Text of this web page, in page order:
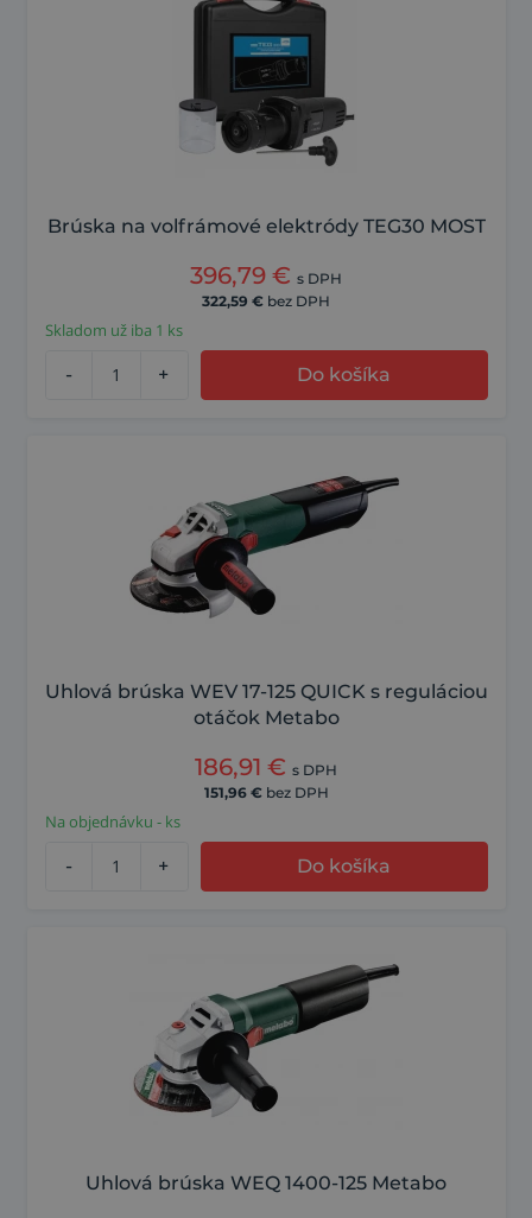
Brúska na volfrámové elektródy TEG30 MOST
396,79 € s DPH
322,59 € bez DPH
Skladom už iba 1 ks
- + Do košíka
Uhlová brúska WEV 17-125 QUICK s reguláciou
otáčok Metabo
186,91 € s DPH
151,96 € bez DPH
Na objednávku - ks
- + Do košíka
Uhlová brúska WEQ 1400-125 Metabo